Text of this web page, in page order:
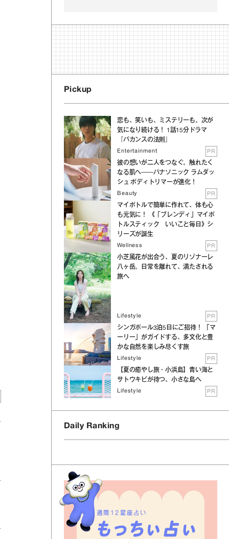
Pickup
恋も、笑いも、ミステリーも。次が
気になり続ける！ 1話15分ドラマ
『バカンスの法則』
Entertainment PR
彼の想いが二人をつなぐ。触れたく
なる肌へ──パナソニック ラムダッ
シュ ボディトリマーが進化！
Beauty PR
マイボトルで簡単に作れて、体も心
も元気に！ 《「ブレンディ」マイボ
トルスティック いいこと毎日》シ
リーズが誕生
Wellness PR
小芝風花が出合う、夏のリゾナーレ
八ヶ岳。日常を離れて、満たされる
旅へ
Lifestyle PR
シンガポール3泊5日にご招待！ 「マ
ーリー」がガイドする、多文化と豊
かな自然を楽しみ尽くす旅
Lifestyle PR
【夏の癒やし旅・小浜島】青い海と
サトウキビが待つ、小さな島へ
Lifestyle PR
Daily Ranking
週間12星座占い